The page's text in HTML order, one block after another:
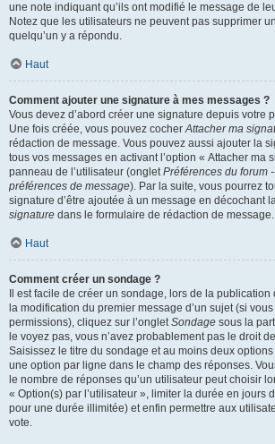
une note indiquant qu’ils ont modifié le message de
Notez que les utilisateurs ne peuvent pas supprimer
quelqu’un y a répondu.
Haut
Comment ajouter une signature à mes messages ?
Vous devez d’abord créer une signature depuis votre
Une fois créée, vous pouvez cocherAttacher ma
rédaction de message. Vous pouvez aussi ajouter la
tous vos messages en activant l’option « Attacher ma
panneau de l’utilisateur (ongletPréférences du forum
préférences de message). Par la suite, vous pourrez
signature d’être ajoutée à un message en décochant
signature dans le formulaire de rédaction de message.
Haut
Comment créer un sondage ?
Il est facile de créer un sondage, lors de la publication
la modification du premier message d’un sujet (si
permissions), cliquez sur l’ongletSondage sous la
le voyez pas, vous n’avez probablement pas le droit
Saisissez le titre du sondage et au moins deux
une option par ligne dans le champ des réponses.
le nombre de réponses qu’un utilisateur peut choisir
« Option(s) par l’utilisateur », limiter la durée en jours
pour une durée illimitée) et enfin permettre aux
vote.